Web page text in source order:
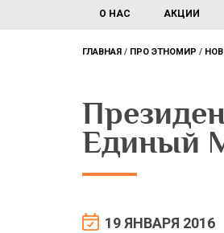
О НАС АКЦИИ
ГЛАВНАЯ ПРО ЭТНОМИР
Единый
19 ЯНВАРЯ 2016